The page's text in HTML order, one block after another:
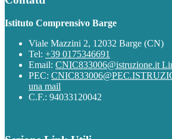
Istituto Comprensivo Barge
Viale Mazzini 2, 12032 Barge (CN)
Tel: +39 0175346691
Email: CNIC833006@istruzione.it
PEC:
una mail
C.F.: 94033120042